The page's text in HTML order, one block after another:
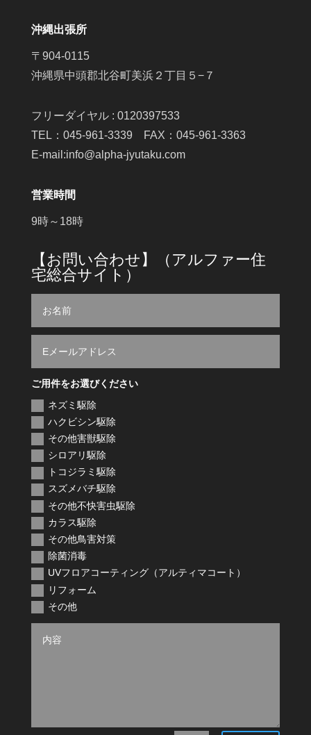
沖縄出張所
〒904-0115
沖縄県中頭郡北谷町美浜２丁目５−７
フリーダイヤル : 0120397533
TEL：045-961-3339 FAX：045-961-3363
E-mail:info@alpha-jyutaku.com
営業時間
9時～18時
【お問い合わせ】（アルファー住
宅総合サイト）
ご用件をお選びください
ネズミ駆除
ハクビシン駆除
その他害獣駆除
シロアリ駆除
トコジラミ駆除
スズメバチ駆除
その他不快害虫駆除
カラス駆除
その他鳥害対策
除菌消毒
UVフロアコーティング（アルティマコート）
リフォーム
その他